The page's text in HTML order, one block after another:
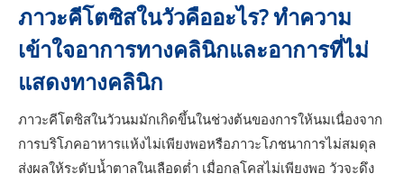
ภาวะคีโตซิสในวัวคืออะไร? ทำความ
เข้าใจอาการทางคลินิกและอาการที่ไม่
แสดงทางคลินิก
ภาวะคีโตซิสในวัวนมมักเกิดขึ้นในช่วงต้นของการให้นมเนื่องจาก
การบริโภคอาหารแห้งไม่เพียงพอหรือภาวะโภชนาการไม่สมดุล
ส่งผลให้ระดับน้ำตาลในเลือดต่ำ เมื่อกลูโคสไม่เพียงพอ วัวจะดึง